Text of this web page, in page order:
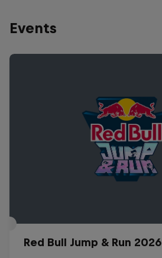
Events
Red Bull Jump & Run 2026